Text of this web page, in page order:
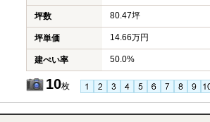
坪数 80.47坪
坪単価 14.66万円
建ぺい率 50.0%
10枚